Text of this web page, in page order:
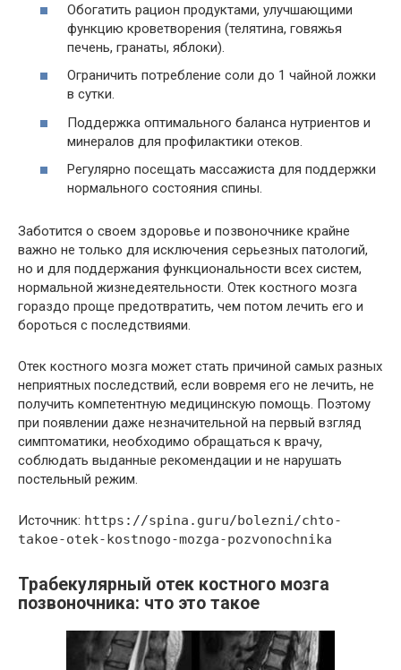
Обогатить рацион продуктами, улучшающими
функцию кроветворения (телятина, говяжья
печень, гранаты, яблоки).
Ограничить потребление соли до 1 чайной ложки
в сутки.
Поддержка оптимального баланса нутриентов и
минералов для профилактики отеков.
Регулярно посещать массажиста для поддержки
нормального состояния спины.
Заботится о своем здоровье и позвоночнике крайне
важно не только для исключения серьезных патологий,
но и для поддержания функциональности всех систем,
нормальной жизнедеятельности. Отек костного мозга
гораздо проще предотвратить, чем потом лечить его и
бороться с последствиями.
Отек костного мозга может стать причиной самых разных
неприятных последствий, если вовремя его не лечить, не
получить компетентную медицинскую помощь. Поэтому
при появлении даже незначительной на первый взгляд
симптоматики, необходимо обращаться к врачу,
соблюдать выданные рекомендации и не нарушать
постельный режим.
Источник: https://spina.guru/bolezni/chto-
takoe-otek-kostnogo-mozga-pozvonochnika
Трабекулярный отек костного мозга
позвоночника: что это такое